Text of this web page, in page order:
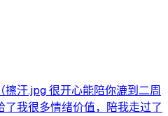
汗.jpg 很开心能陪你漉到二周
我很多情绪价值，陪我走过了